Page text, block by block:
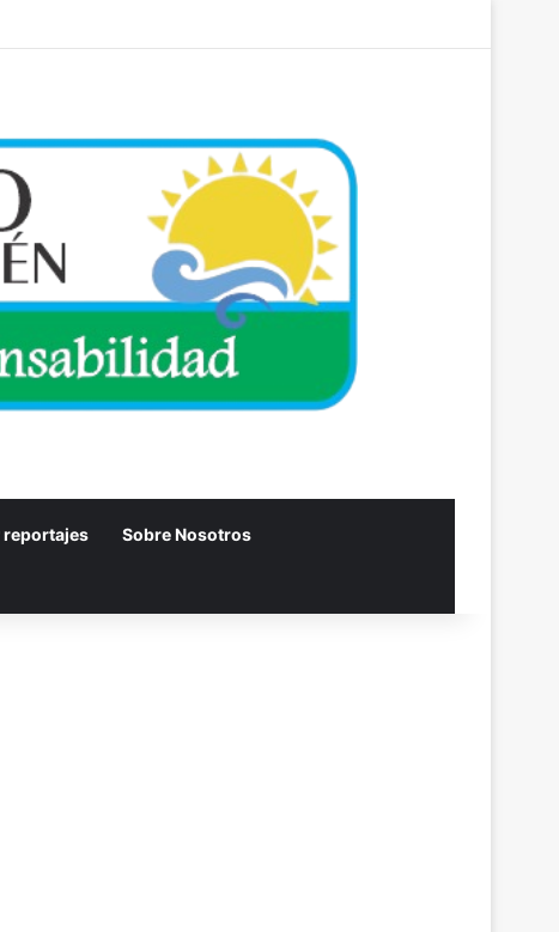
reportajes Sobre Nosotros